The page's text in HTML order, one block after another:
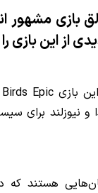
بازی مشهور
از این بازی را
بازی Epic
و نیوزلند برای
هستند که